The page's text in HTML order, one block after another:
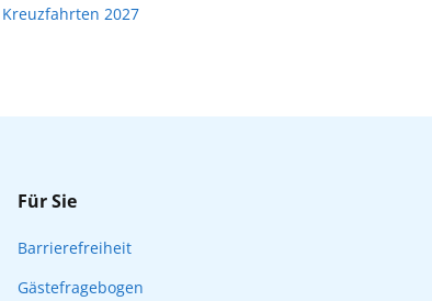
Kreuzfahrten 2027
Für Sie
Barrierefreiheit
Gästefragebogen